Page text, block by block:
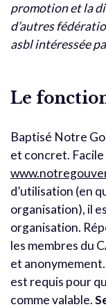
promotion et la
d’autres
asbl intéressée
Le
Baptisé Notre
et concret. Facile
d’utilisation (en
organisation), il
organisation.
les membres du
et
est requis pour
comme valable.